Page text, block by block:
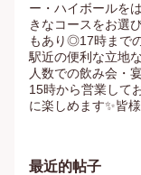
ー・ハイボールを
きなコースをお選
もあり◎17時まで
駅近の便利な立地
人数での飲み会・
15時から営業して
に楽しめます✨皆
最近的帖子